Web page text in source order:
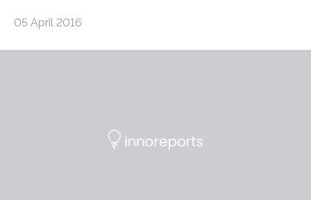
05 April 2016